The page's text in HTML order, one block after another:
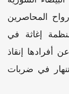
المحاصرين
إغاثة في
أفرادها إنقاذ
في ضربات